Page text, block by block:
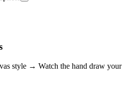
style → Watch the hand draw your